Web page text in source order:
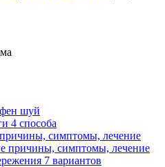
шуй
4 способа
симптомы, лечение
причины, симптомы, лечение
7 вариантов